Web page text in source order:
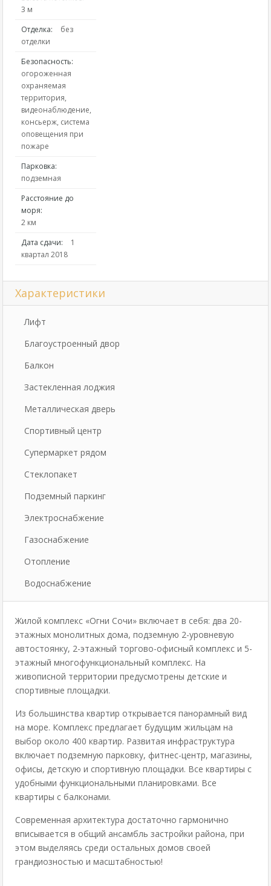
3 м
Отделка:
без
отделки
Безопасность:
огороженная
охраняемая
территория,
видеонаблюдение,
консьерж, система
оповещения при
пожаре
Парковка:
подземная
Расстояние до
моря:
2 км
Дата сдачи:
1
квартал 2018
Характеристики
Лифт
Благоустроенный двор
Балкон
Застекленная лоджия
Металлическая дверь
Спортивный центр
Супермаркет рядом
Стеклопакет
Подземный паркинг
Электроснабжение
Газоснабжение
Отопление
Водоснабжение
Жилой комплекс «Огни Сочи» включает в себя: два 20-
этажных монолитных дома, подземную 2-уровневую
автостоянку, 2-этажный торгово-офисный комплекс и 5-
этажный многофункциональный комплекс. На
живописной территории предусмотрены детские и
спортивные площадки.
Из большинства квартир открывается панорамный вид
на море. Комплекс предлагает будущим жильцам на
выбор около 400 квартир. Развитая инфраструктура
включает подземную парковку, фитнес-центр, магазины,
офисы, детскую и спортивную площадки. Все квартиры с
удобными функциональными планировками. Все
квартиры с балконами.
Современная архитектура достаточно гармонично
вписывается в общий ансамбль застройки района, при
этом выделяясь среди остальных домов своей
грандиозностью и масштабностью!